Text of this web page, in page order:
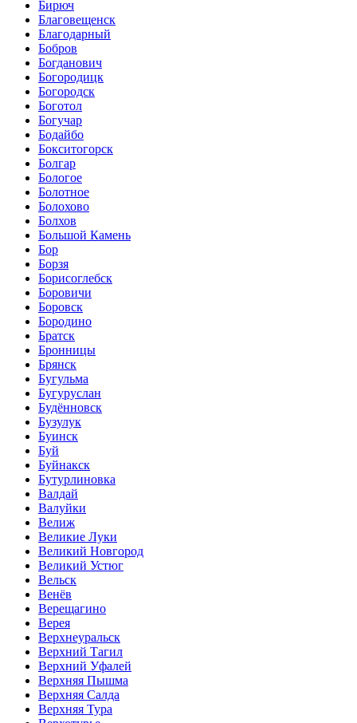
Бирюч
Благовещенск
Благодарный
Бобров
Богданович
Богородицк
Богородск
Боготол
Богучар
Бодайбо
Бокситогорск
Болгар
Бологое
Болотное
Болохово
Болхов
Большой Камень
Бор
Борзя
Борисоглебск
Боровичи
Боровск
Бородино
Братск
Бронницы
Брянск
Бугульма
Бугуруслан
Будённовск
Бузулук
Буинск
Буй
Буйнакск
Бутурлиновка
Валдай
Валуйки
Велиж
Великие Луки
Великий Новгород
Великий Устюг
Вельск
Венёв
Верещагино
Верея
Верхнеуральск
Верхний Тагил
Верхний Уфалей
Верхняя Пышма
Верхняя Салда
Верхняя Тура